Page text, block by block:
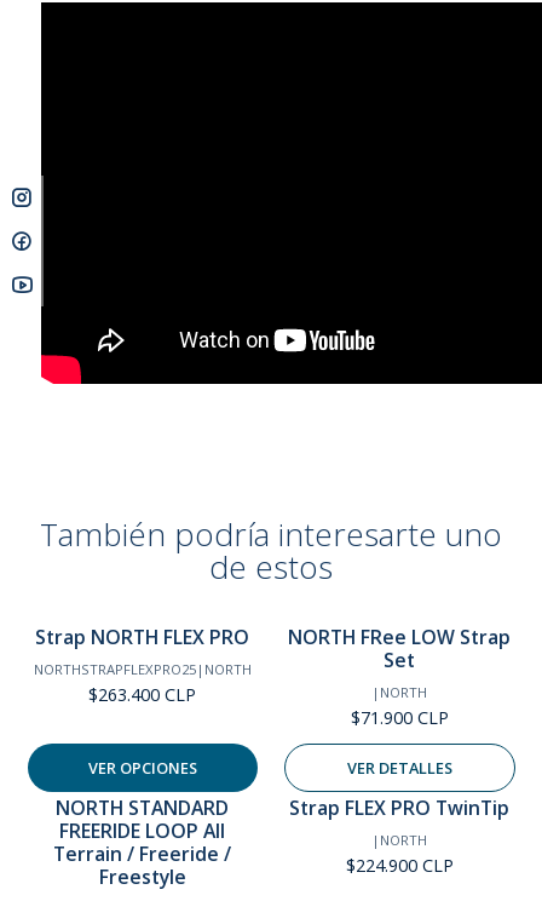
También podría interesarte uno
de estos
Strap NORTH FLEX PRO
NORTHSTRAPFLEXPRO25| NORTH
$263.400 CLP
VER OPCIONES
Agotado
NORTH FRee LOW Strap
Set
| NORTH
$71.900 CLP
VER DETALLES
NORTH STANDARD
FREERIDE LOOP All
Terrain / Freeride /
Freestyle
Strap FLEX PRO TwinTip
| NORTH
$224.900 CLP